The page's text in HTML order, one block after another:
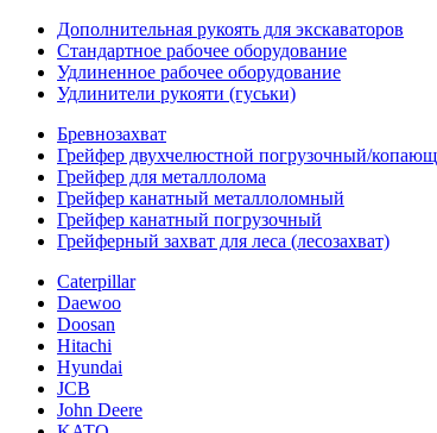
Дополнительная рукоять для экскаваторов
Стандартное рабочее оборудование
Удлиненное рабочее оборудование
Удлинители рукояти (гуськи)
Бревнозахват
Грейфер двухчелюстной погрузочный/
Грейфер для металлолома
Грейфер канатный металлоломный
Грейфер канатный погрузочный
Грейферный захват для леса (лесозахват)
Caterpillar
Daewoo
Doosan
Hitachi
Hyundai
JCB
John Deere